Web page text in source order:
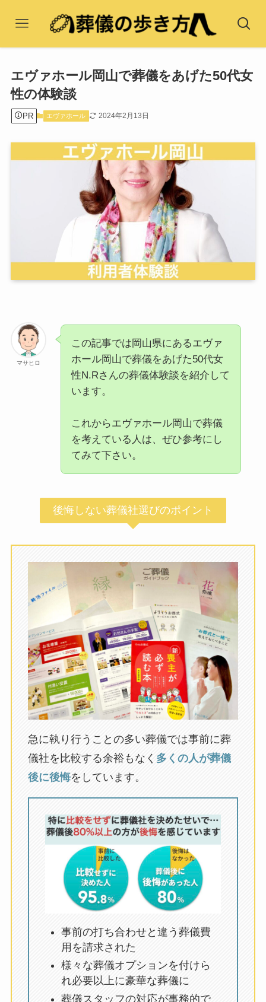
エヴァホール岡山で葬儀をあげた50代女
性の体験談
PR エヴァホール 2024年2月13日
マサヒロ
この記事では岡山県にあるエヴァ
ホール岡山で葬儀をあげた50代女
性N.Rさんの葬儀体験談を紹介して
います。
これからエヴァホール岡山で葬儀
を考えている人は、ぜひ参考にし
てみて下さい。
後悔しない葬儀社選びのポイント
急に執り行うことの多い葬儀では事前に葬
儀社を比較する余裕もなく 多くの人が葬儀
後に後悔をしています。
事前の打ち合わせと違う葬儀費
用を請求された
様々な葬儀オプションを付けら
れ必要以上に豪華な葬儀に
葬儀スタッフの対応が事務的で